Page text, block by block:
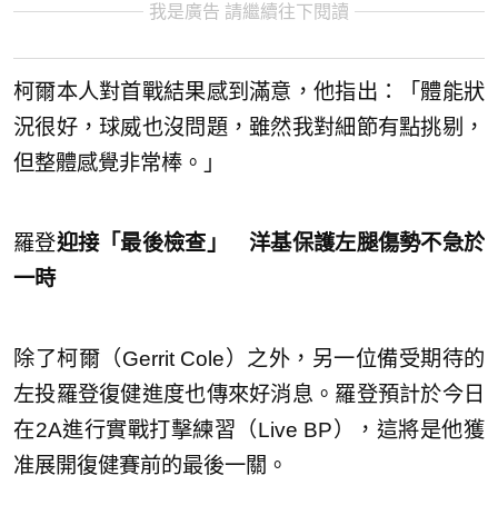
我是廣告 請繼續往下閱讀
柯爾本人對首戰結果感到滿意，他指出：「體能狀
況很好，球威也沒問題，雖然我對細節有點挑剔，
但整體感覺非常棒。」
羅登迎接「最後檢查」 洋基保護左腿傷勢不急於
一時
除了柯爾（Gerrit Cole）之外，另一位備受期待的
左投羅登復健進度也傳來好消息。羅登預計於今日
在2A進行實戰打擊練習（Live BP），這將是他獲
准展開復健賽前的最後一關。